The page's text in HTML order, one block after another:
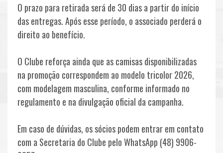
NOTÍCIAS
O prazo para retirada será de 30 dias a partir do início
das entregas. Após esse período, o associado perderá o
direito ao benefício.
O Clube reforça ainda que as camisas disponibilizadas
na promoção correspondem ao modelo tricolor 2026,
com modelagem masculina, conforme informado no
regulamento e na divulgação oficial da campanha.
Em caso de dúvidas, os sócios podem entrar em contato
com a Secretaria do Clube pelo WhatsApp (48) 9906-